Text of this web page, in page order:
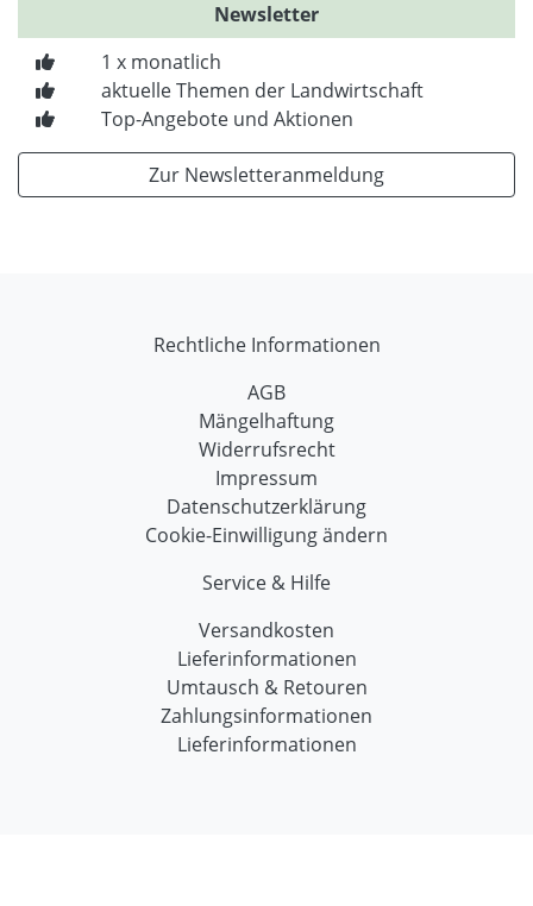
Newsletter
1 x monatlich
aktuelle Themen der Landwirtschaft
Top-Angebote und Aktionen
Zur Newsletteranmeldung
Rechtliche Informationen
AGB
Mängelhaftung
Widerrufsrecht
Impressum
Datenschutzerklärung
Cookie-Einwilligung ändern
Service & Hilfe
Versandkosten
Lieferinformationen
Umtausch & Retouren
Zahlungsinformationen
Lieferinformationen